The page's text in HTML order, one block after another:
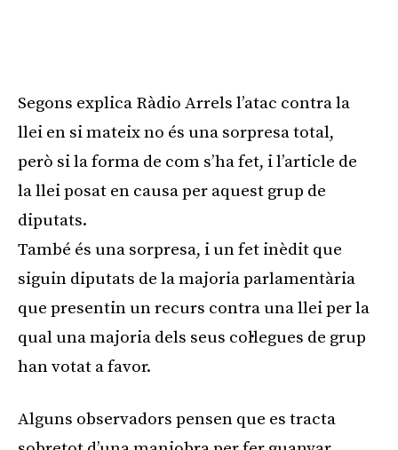
Segons explica Ràdio Arrels l’atac contra la
llei en si mateix no és una sorpresa total,
però si la forma de com s’ha fet, i l’article de
la llei posat en causa per aquest grup de
diputats.
També és una sorpresa, i un fet inèdit que
siguin diputats de la majoria parlamentària
que presentin un recurs contra una llei per la
qual una majoria dels seus col·legues de grup
han votat a favor.
Alguns observadors pensen que es tracta